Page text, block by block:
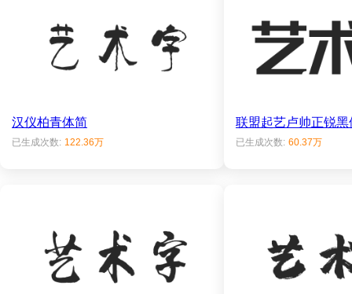
汉仪柏青体简
已生成次数: 122.36万
联盟起艺卢帅正锐黑
已生成次数: 60.37万